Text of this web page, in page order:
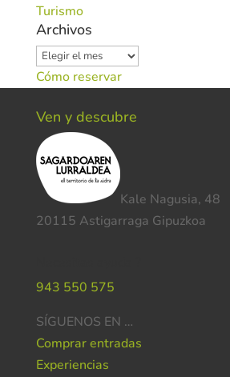
Turismo
Archivos
Archivos
Cómo reservar
Ven y descubre
Kale Nagusia, 48
20115 Astigarraga Gipuzkoa
943 550 575
SÍGUENOS EN …
Comprar entradas
Experiencias